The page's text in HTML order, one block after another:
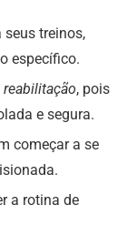
treinos,
específico.
reabilitação, pois
e segura.
começar a se
a rotina de